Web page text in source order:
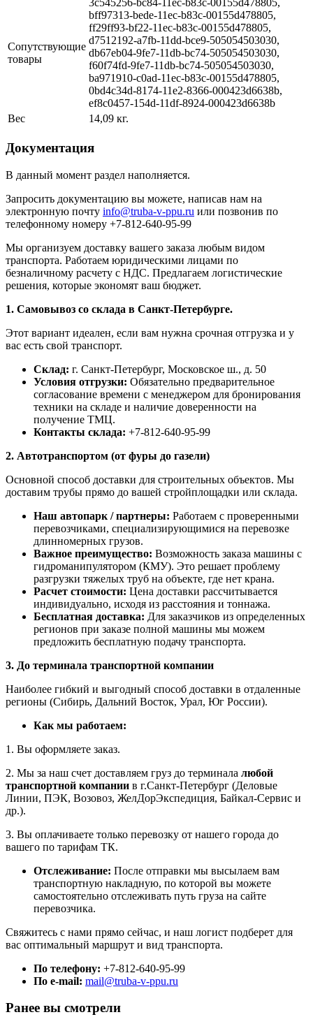
Сопутствующие
товары
3c545256-bc84-11ec-b83c-00155d478805,
bff97313-bede-11ec-b83c-00155d478805,
ff29ff93-bf22-11ec-b83c-00155d478805,
d7512192-a7fb-11dd-bce9-505054503030,
db67eb04-9fe7-11db-bc74-505054503030,
f60f74fd-9fe7-11db-bc74-505054503030,
ba971910-c0ad-11ec-b83c-00155d478805,
0bd4c34d-8174-11e2-8366-000423d6638b,
ef8c0457-154d-11df-8924-000423d6638b
Вес
14,09 кг.
Документация
В данный момент раздел наполняется.
Запросить документацию вы можете, написав нам на
электронную почту info@truba-v-ppu.ru или позвонив по
телефонному номеру +7-812-640-95-99
Мы организуем доставку вашего заказа любым видом
транспорта. Работаем юридическими лицами по
безналичному расчету с НДС. Предлагаем логистические
решения, которые экономят ваш бюджет.
1. Самовывоз со склада в Санкт-Петербурге.
Этот вариант идеален, если вам нужна срочная отгрузка и у
вас есть свой транспорт.
Склад: г. Санкт-Петербург, Московское ш., д. 50
Условия отгрузки: Обязательно предварительное
согласование времени с менеджером для бронирования
техники на складе и наличие доверенности на
получение ТМЦ.
Контакты склада: +7-812-640-95-99
2. Автотранспортом (от фуры до газели)
Основной способ доставки для строительных объектов. Мы
доставим трубы прямо до вашей стройплощадки или склада.
Наш автопарк / партнеры: Работаем с проверенными
перевозчиками, специализирующимися на перевозке
длинномерных грузов.
Важное преимущество: Возможность заказа машины с
гидроманипулятором (КМУ). Это решает проблему
разгрузки тяжелых труб на объекте, где нет крана.
Расчет стоимости: Цена доставки рассчитывается
индивидуально, исходя из расстояния и тоннажа.
Бесплатная доставка: Для заказчиков из определенных
регионов при заказе полной машины мы можем
предложить бесплатную подачу транспорта.
3. До терминала транспортной компании
Наиболее гибкий и выгодный способ доставки в отдаленные
регионы (Сибирь, Дальний Восток, Урал, Юг России).
Как мы работаем:
1. Вы оформляете заказ.
2. Мы за наш счет доставляем груз до терминала любой
транспортной компании в г.Санкт-Петербург (Деловые
Линии, ПЭК, Возовоз, ЖелДорЭкспедиция, Байкал-Сервис и
др.).
3. Вы оплачиваете только перевозку от нашего города до
вашего по тарифам ТК.
Отслеживание: После отправки мы высылаем вам
транспортную накладную, по которой вы можете
самостоятельно отслеживать путь груза на сайте
перевозчика.
Свяжитесь с нами прямо сейчас, и наш логист подберет для
вас оптимальный маршрут и вид транспорта.
По телефону: +7-812-640-95-99
По e-mail: mail@truba-v-ppu.ru
Ранее вы смотрели